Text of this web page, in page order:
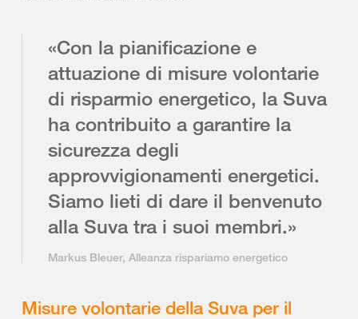
«Con la pianificazione e
attuazione di misure volontarie
di risparmio energetico, la Suva
ha contribuito a garantire la
sicurezza degli
approvvigionamenti energetici.
Siamo lieti di dare il benvenuto
alla Suva tra i suoi membri.»
Markus Bleuer, Alleanza rispariamo energetico
Misure volontarie della Suva per il